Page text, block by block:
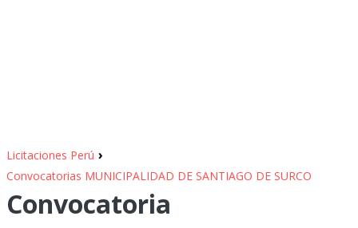
Licitaciones Perú ›
Convocatorias MUNICIPALIDAD DE SANTIAGO DE SURCO
Convocatoria